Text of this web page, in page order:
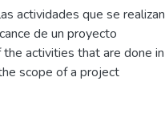
actividades que se realizan
de un proyecto
activities that are done in
scope of a project